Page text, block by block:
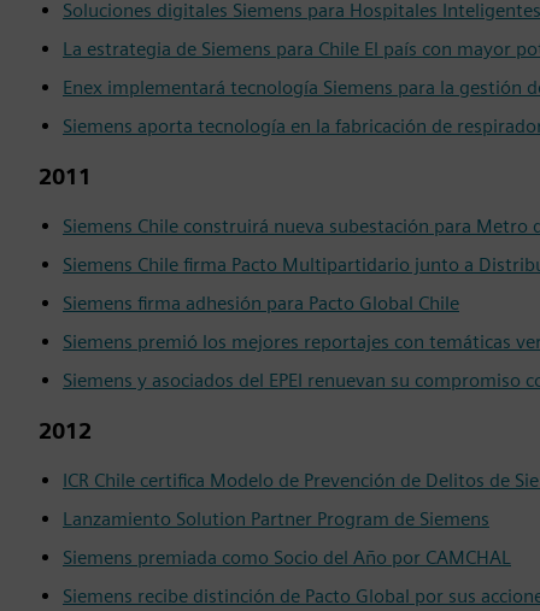
Soluciones digitales Siemens para Hospitales Inteligentes
La estrategia de Siemens para Chile El país con mayor
Enex implementará tecnología Siemens para la gestión
Siemens aporta tecnología en la fabricación de
2011
Siemens Chile construirá nueva subestación para Metro
Siemens Chile firma Pacto Multipartidario junto a
Siemens firma adhesión para Pacto Global Chile
Siemens premió los mejores reportajes con temáticas
Siemens y asociados del EPEI renuevan su compromiso
2012
ICR Chile certifica Modelo de Prevención de Delitos de
Lanzamiento Solution Partner Program de Siemens
Siemens premiada como Socio del Año por CAMCHAL
Siemens recibe distinción de Pacto Global por sus